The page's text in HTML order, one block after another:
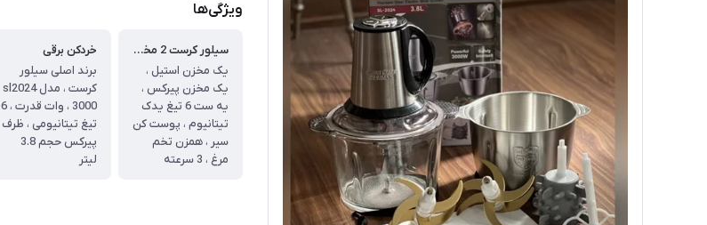
ویژگی‌ها
سیلور کرست 2 مخزن
یک مخزن استیل ،
یک مخزن پیرکس ،
یه ست 6 تیغ یدک
تیتانیوم ، پوست کن
سیر ، همزن تخم
مرغ ، 3 سرعته
خردکن برقی
برند اصلی سیلور
کرست ، مدل sl2024
، 3000 وات قدرت ، 6
تیغ تیتانیومی ، ظرف
پیرکس حجم 3.8
لیتر